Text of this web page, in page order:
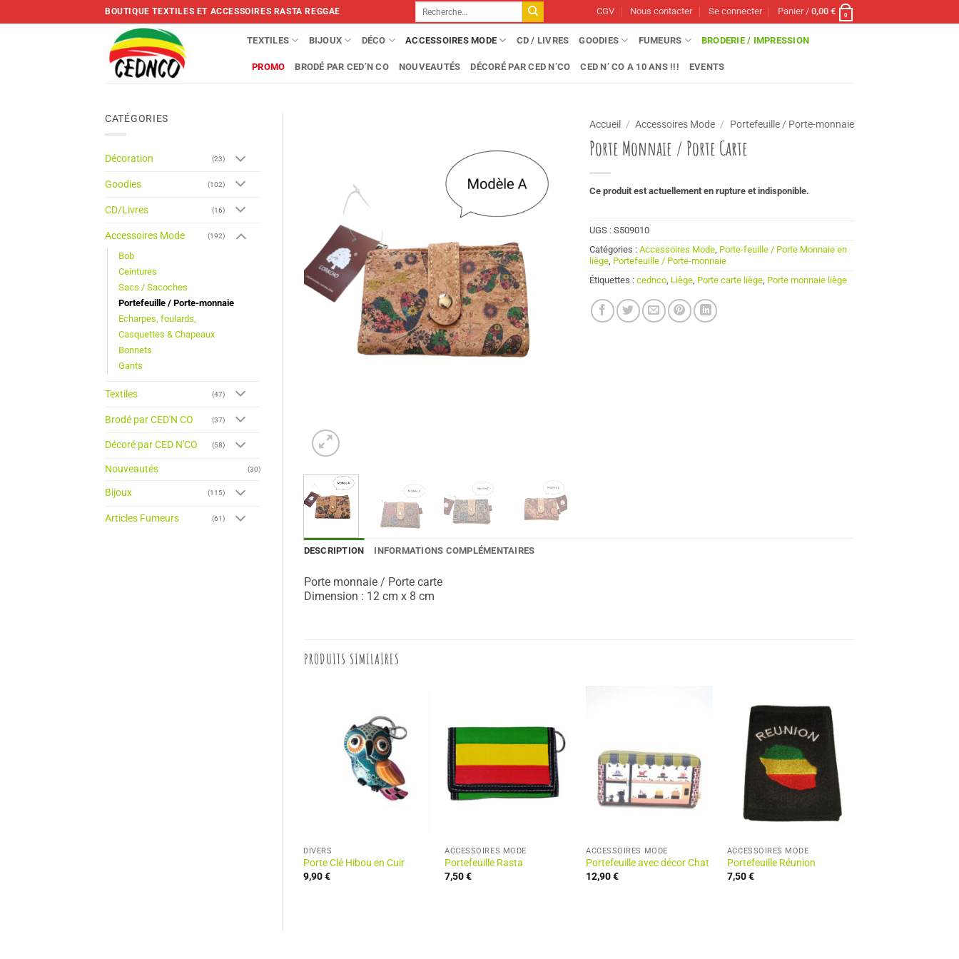
to
BOUTIQUE TEXTILES ET ACCESSOIRES RASTA REGGAE
Recherche
pour :
CGV Nous contacter Se connecter Panier /0,00€ 0
TEXTILES BIJOUX DÉCO ACCESSOIRES MODE CD / LIVRES GOODIES FUMEURS BRODERIE / IMPRESSION
PROMO BRODÉ PAR CED’N CO NOUVEAUTÉS DÉCORÉ PAR CED N’CO CED N’ CO A 10 ANS !!! EVENTS
CATÉGORIES
Décoration (23)
Goodies (102)
CD/Livres (16)
Accessoires Mode (192)
Bob
Ceintures
Sacs / Sacoches
Portefeuille / Porte-monnaie
Echarpes, foulards,
Casquettes & Chapeaux
Bonnets
Gants
Textiles (47)
Brodé par CED'N CO (37)
Décoré par CED N'CO (58)
Nouveautés (30)
Bijoux (115)
Articles Fumeurs (61)
Accueil / Accessoires Mode / Portefeuille / Porte-monnaie
Porte Monnaie / Porte Carte
Ce produit est actuellement en rupture et indisponible.
UGS :S509010
Catégories :Accessoires Mode, Porte-feuille / Porte Monnaie en
liège, Portefeuille / Porte-monnaie
Étiquettes :cednco, Liège, Porte carte liège, Porte monnaie liège
DESCRIPTION INFORMATIONS COMPLÉMENTAIRES
Porte monnaie / Porte carte
Dimension : 12 cm x 8 cm
PRODUITS SIMILAIRES
DIVERS
Porte Clé Hibou en Cuir
9,90€
ACCESSOIRES MODE
Portefeuille Rasta
7,50€
ACCESSOIRES MODE
Portefeuille avec décor Chat
12,90€
ACCESSOIRES MODE
Portefeuille Réunion
7,50€